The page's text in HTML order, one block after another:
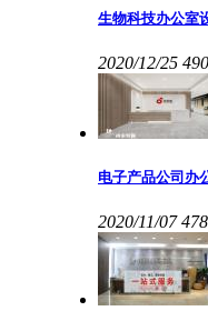
生物科技办公室
2020/12/25
电子产品公司办
2020/11/07